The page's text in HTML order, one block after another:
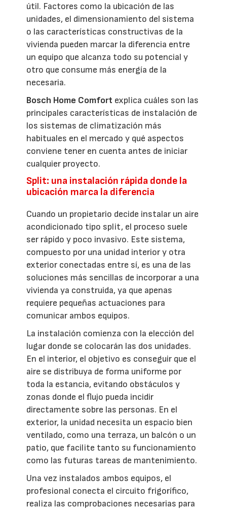
útil. Factores como la ubicación de las
unidades, el dimensionamiento del sistema
o las características constructivas de la
vivienda pueden marcar la diferencia entre
un equipo que alcanza todo su potencial y
otro que consume más energía de la
necesaria.
Bosch Home Comfort explica cuáles son las
principales características de instalación de
los sistemas de climatización más
habituales en el mercado y qué aspectos
conviene tener en cuenta antes de iniciar
cualquier proyecto.
Split: una instalación rápida donde la
ubicación marca la diferencia
Cuando un propietario decide instalar un aire
acondicionado tipo split, el proceso suele
ser rápido y poco invasivo. Este sistema,
compuesto por una unidad interior y otra
exterior conectadas entre sí, es una de las
soluciones más sencillas de incorporar a una
vivienda ya construida, ya que apenas
requiere pequeñas actuaciones para
comunicar ambos equipos.
La instalación comienza con la elección del
lugar donde se colocarán las dos unidades.
En el interior, el objetivo es conseguir que el
aire se distribuya de forma uniforme por
toda la estancia, evitando obstáculos y
zonas donde el flujo pueda incidir
directamente sobre las personas. En el
exterior, la unidad necesita un espacio bien
ventilado, como una terraza, un balcón o un
patio, que facilite tanto su funcionamiento
como las futuras tareas de mantenimiento.
Una vez instalados ambos equipos, el
profesional conecta el circuito frigorífico,
realiza las comprobaciones necesarias para